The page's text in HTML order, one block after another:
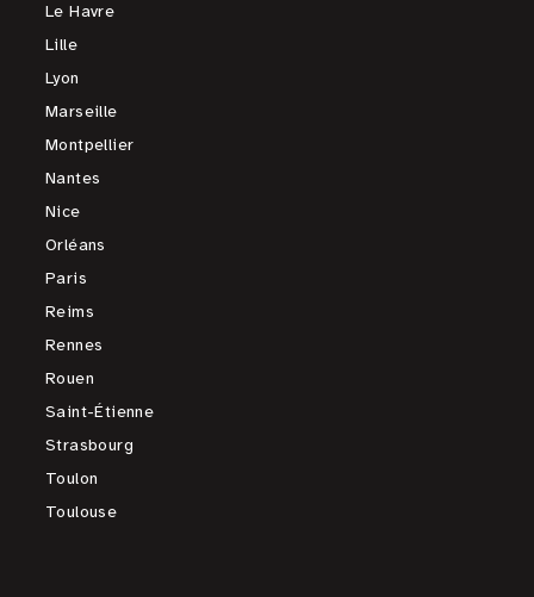
Le Havre
Lille
Lyon
Marseille
Montpellier
Nantes
Nice
Orléans
Paris
Reims
Rennes
Rouen
Saint-Étienne
Strasbourg
Toulon
Toulouse